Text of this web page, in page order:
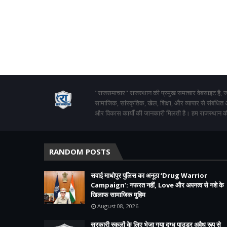
"राजसमाचार" राजस्थान की प्रमुख समाचार वेबसाइट है,
सामाजिक, सांस्कृतिक, खेल, शिक्षा, और व्यापार से
और विकास कार्यों की जानकारी मिलती है। हम
RANDOM POSTS
सवाई माधोपुर पुलिस का अनूठा ‘Drug Warrior
Campaign’: नफरत नहीं, Love और अपनत्व से नशे के
खिलाफ सामाजिक मुहिम
August 08, 2026
सरकारी स्कूलों के लिए भेजा गया दुग्ध पाउडर अवैध रूप से